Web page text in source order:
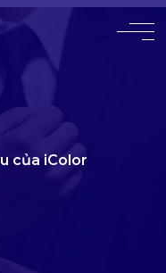
của iColor
dịch vụ